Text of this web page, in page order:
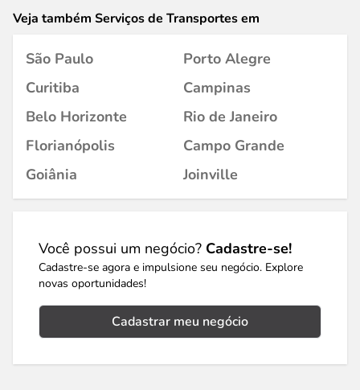
Veja também Serviços de Transportes em
São Paulo
Porto Alegre
Curitiba
Campinas
Belo Horizonte
Rio de Janeiro
Florianópolis
Campo Grande
Goiânia
Joinville
Você possui um negócio? Cadastre-se!
Cadastre-se agora e impulsione seu negócio. Explore
novas oportunidades!
Cadastrar meu negócio